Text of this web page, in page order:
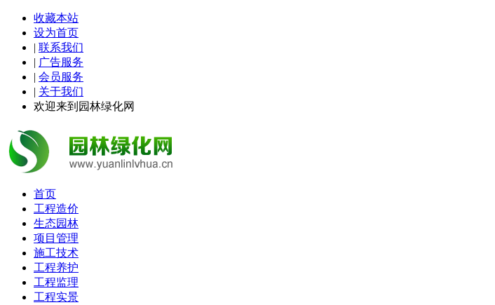
收藏本站
设为首页
| 联系我们
| 广告服务
| 会员服务
| 关于我们
欢迎来到园林绿化网
首页
工程造价
生态园林
项目管理
施工技术
工程养护
工程监理
工程实景